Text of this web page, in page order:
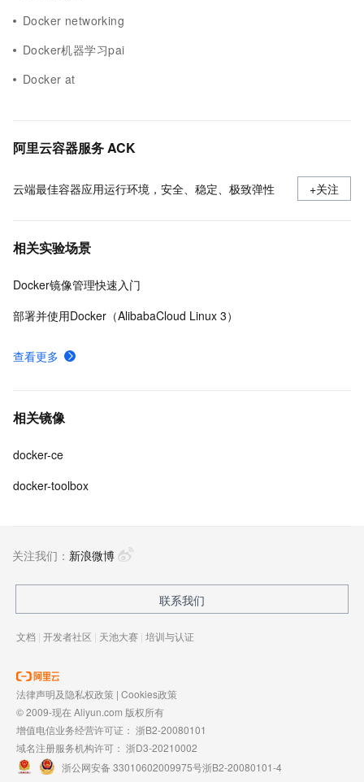
Docker networking
Docker机器学习pai
Docker at
阿里云容器服务 ACK
云端最佳容器应用运行环境，安全、稳定、极致弹性 +关注
相关实验场景
Docker镜像管理快速入门
部署并使用Docker（AlibabaCloud Linux 3）
查看更多
相关镜像
docker-ce
docker-toolbox
关注我们： 新浪微博
联系我们
文档 | 开发者社区 | 天池大赛 | 培训与认证
法律声明及隐私权政策 | Cookies政策
© 2009-现在 Aliyun.com 版权所有
增值电信业务经营许可证： 浙B2-20080101
域名注册服务机构许可： 浙D3-20210002
浙公网安备 33010602009975号浙B2-20080101-4